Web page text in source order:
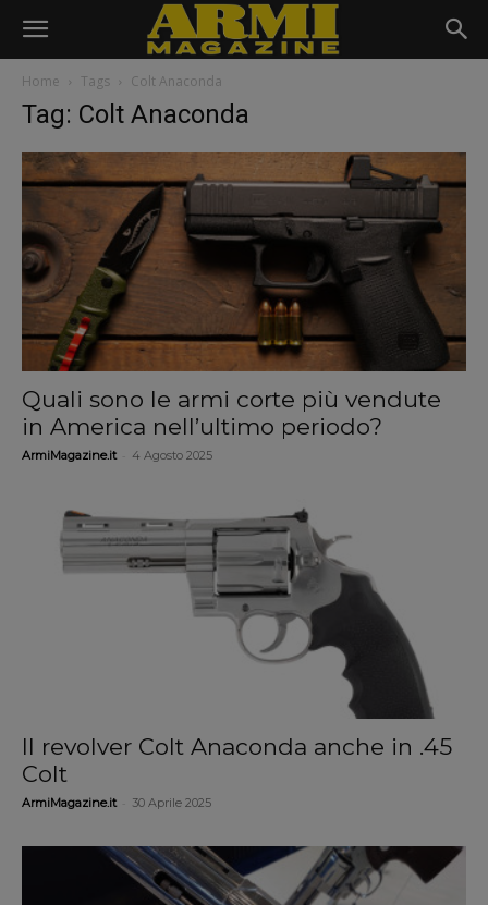
Home Tags Colt Anaconda
Tag: Colt Anaconda
Quali sono le armi corte più vendute
in America nell’ultimo periodo?
ArmiMagazine.it 4 Agosto 2025
Il revolver Colt Anaconda anche in .45
Colt
ArmiMagazine.it 30 Aprile 2025